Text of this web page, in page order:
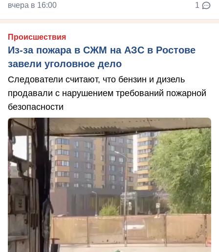
вчера в 16:00 1
Происшествия
Из-за пожара в СЖМ на АЗС в Ростове
завели уголовное дело
Следователи считают, что бензин и дизель
продавали с нарушением требований пожарной
безопасности